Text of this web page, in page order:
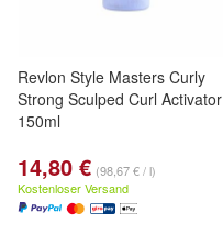
Revlon Style Masters Curly
Strong Sculped Curl Activator
150ml
14,80 € (98,67 € / l)
Kostenloser Versand